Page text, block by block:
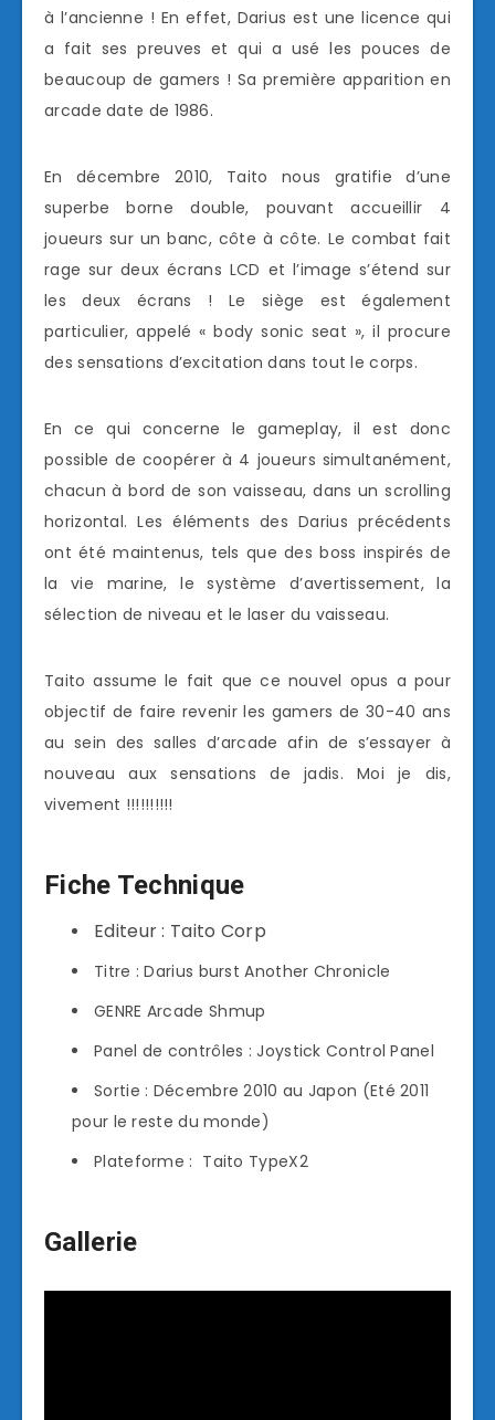
à l’ancienne ! En effet, Darius est une licence qui
a fait ses preuves et qui a usé les pouces de
beaucoup de gamers ! Sa première apparition en
arcade date de 1986.
En décembre 2010, Taito nous gratifie d’une
superbe borne double, pouvant accueillir 4
joueurs sur un banc, côte à côte. Le combat fait
rage sur deux écrans LCD et l’image s’étend sur
les deux écrans ! Le siège est également
particulier, appelé « body sonic seat », il procure
des sensations d’excitation dans tout le corps.
En ce qui concerne le gameplay, il est donc
possible de coopérer à 4 joueurs simultanément,
chacun à bord de son vaisseau, dans un scrolling
horizontal. Les éléments des Darius précédents
ont été maintenus, tels que des boss inspirés de
la vie marine, le système d’avertissement, la
sélection de niveau et le laser du vaisseau.
Taito assume le fait que ce nouvel opus a pour
objectif de faire revenir les gamers de 30-40 ans
au sein des salles d’arcade afin de s’essayer à
nouveau aux sensations de jadis. Moi je dis,
vivement !!!!!!!!!!
Fiche Technique
Editeur : Taito Corp
Titre : Darius burst Another Chronicle
GENRE Arcade Shmup
Panel de contrôles : Joystick Control Panel
Sortie : Décembre 2010 au Japon (Eté 2011
pour le reste du monde)
Plateforme : Taito TypeX2
Gallerie